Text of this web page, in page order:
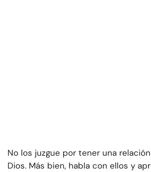
No los juzgue por tener una
Dios. Más bien, habla con ellos y